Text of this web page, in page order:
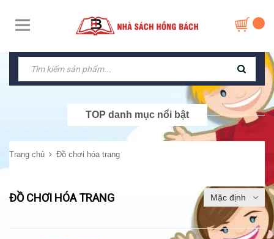
TOP danh mục nổi bật
Trang chủ Đồ chơi hóa trang
ĐỒ CHƠI HÓA TRANG